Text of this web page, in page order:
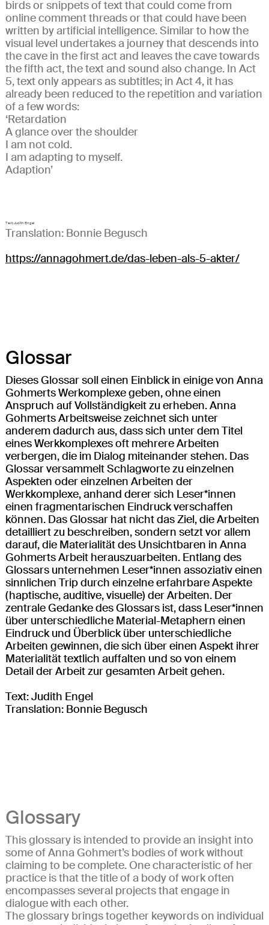
birds or snippets of text that could come from
online comment threads or that could have been
written by artificial intelligence. Similar to how the
visual level undertakes a journey that descends into
the cave in the first act and leaves the cave towards
the fifth act, the text and sound also change. In Act
5, text only appears as subtitles; in Act 4, it has
already been reduced to the repetition and variation
of a few words:
‘Retardation
A glance over the shoulder
I am not cold.
I am adapting to myself.
Adaption’
Text: Judith Engel
Translation: Bonnie Begusch
https://annagohmert.de/das-leben-als-5-akter/
Glossar
Dieses Glossar soll einen Einblick in einige von Anna
Gohmerts Werkomplexe geben, ohne einen
Anspruch auf Vollständigkeit zu erheben. Anna
Gohmerts Arbeitsweise zeichnet sich unter
anderem dadurch aus, dass sich unter dem Titel
eines Werkkomplexes oft mehrere Arbeiten
verbergen, die im Dialog miteinander stehen. Das
Glossar versammelt Schlagworte zu einzelnen
Aspekten oder einzelnen Arbeiten der
Werkkomplexe, anhand derer sich Leser*innen
einen fragmentarischen Eindruck verschaffen
können. Das Glossar hat nicht das Ziel, die Arbeiten
detailliert zu beschreiben, sondern setzt vor allem
darauf, die Materialität des Unsichtbaren in Anna
Gohmerts Arbeit herauszuarbeiten. Entlang des
Glossars unternehmen Leser*innen assoziativ einen
sinnlichen Trip durch einzelne erfahrbare Aspekte
(haptische, auditive, visuelle) der Arbeiten. Der
zentrale Gedanke des Glossars ist, dass Leser*innen
über unterschiedliche Material-Metaphern einen
Eindruck und Überblick über unterschiedliche
Arbeiten gewinnen, die sich über einen Aspekt ihrer
Materialität textlich auffalten und so von einem
Detail der Arbeit zur gesamten Arbeit gehen.
Text: Judith Engel
Translation: Bonnie Begusch
Glossary
This glossary is intended to provide an insight into
some of Anna Gohmert’s bodies of work without
claiming to be complete. One characteristic of her
practice is that the title of a body of work often
encompasses several projects that engage in
dialogue with each other.
The glossary brings together keywords on individual